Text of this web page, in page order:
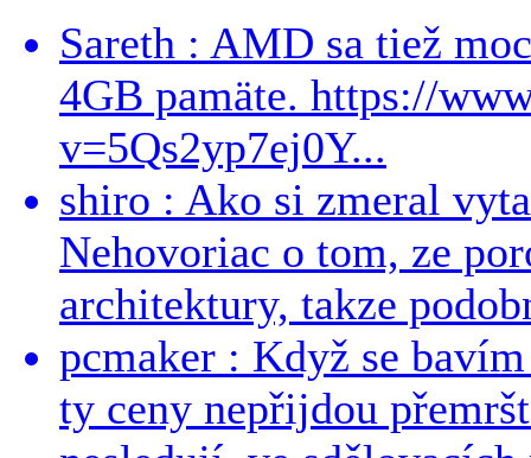
Sareth : AMD sa tiež
4GB pamäte. https://
v=5Qs2yp7ej0Y...
shiro : Ako si zmeral
Nehovoriac o tom, ze
architektury, takze
pcmaker : Když se
ty ceny nepřijdou